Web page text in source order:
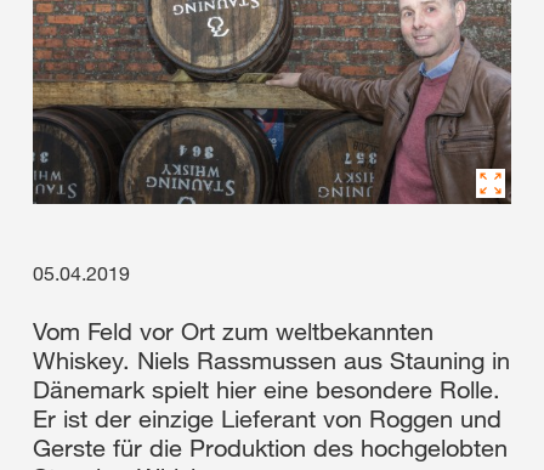
05.04.2019
Vom Feld vor Ort zum weltbekannten
Whiskey. Niels Rassmussen aus Stauning in
Dänemark spielt hier eine besondere Rolle.
Er ist der einzige Lieferant von Roggen und
Gerste für die Produktion des hochgelobten